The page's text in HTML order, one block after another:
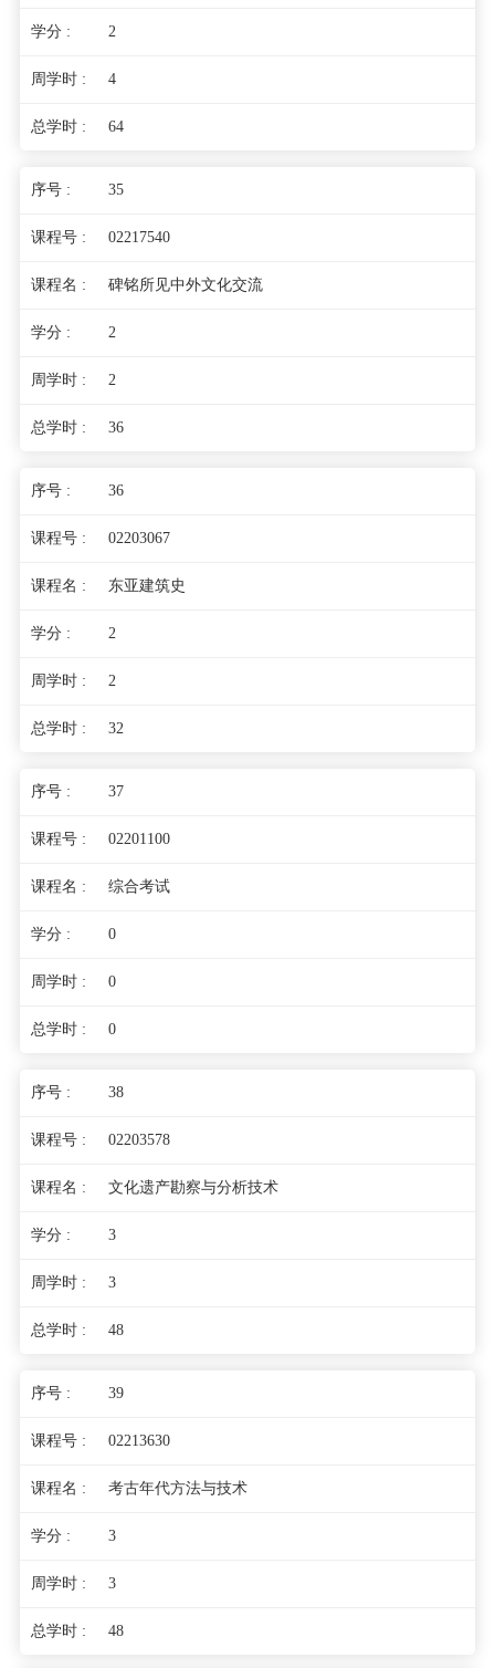
2
4
64
35
02217540
碑铭所见中外文化交流
2
2
36
36
02203067
东亚建筑史
2
2
32
37
02201100
综合考试
0
0
0
38
02203578
文化遗产勘察与分析技术
3
3
48
39
02213630
考古年代方法与技术
3
3
48